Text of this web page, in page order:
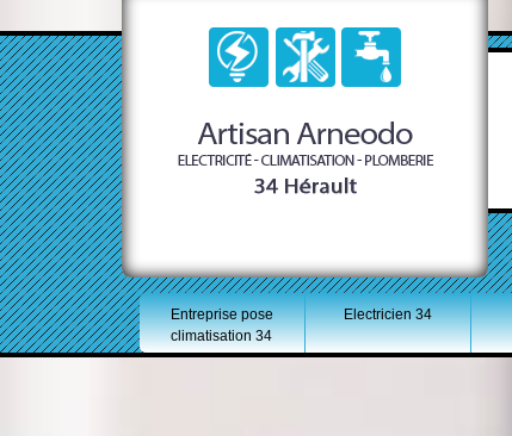
Entreprise pose
climatisation 34
Electricien 34